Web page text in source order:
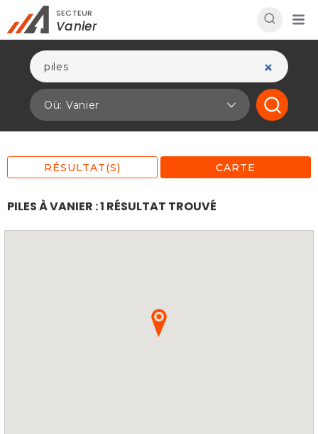
Rechercher à proximité - Entreprise / Rabais /
Services
SECTEUR
Vanier
Où: Vanier
RÉSULTAT(S) CARTE
PILES À VANIER : 1 RÉSULTAT TROUVÉ